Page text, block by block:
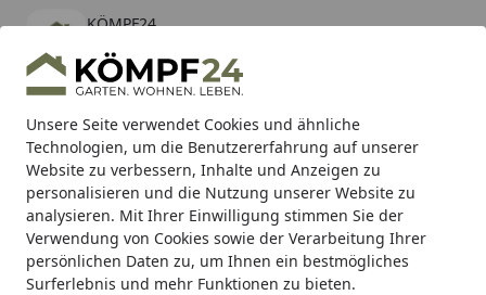
Unsere Seite verwendet Cookies und ähnliche
Technologien, um die Benutzererfahrung auf unserer
Website zu verbessern, Inhalte und Anzeigen zu
personalisieren und die Nutzung unserer Website zu
analysieren. Mit Ihrer Einwilligung stimmen Sie der
Verwendung von Cookies sowie der Verarbeitung Ihrer
persönlichen Daten zu, um Ihnen ein bestmögliches
Surferlebnis und mehr Funktionen zu bieten.
KÖMPF24
kostenlos - Im App Store
Hotline
Alle Produkte
Mein Konto
Suchen
Karibu Pools inkl. gratis Sandfilteranlage & Pool-
Starterset (Gesamtwert bis 468,99€)